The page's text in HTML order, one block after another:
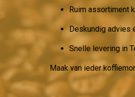
Ruim assortiment
Deskundig advies
Snelle levering in
Maak van ieder